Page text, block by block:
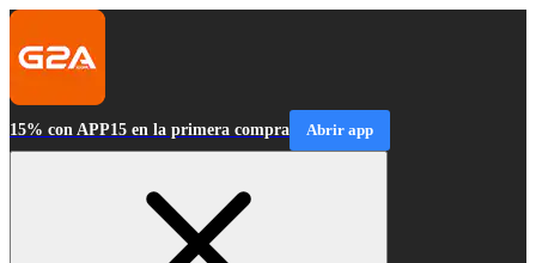
15% con APP15 en la primera compra Abrir app